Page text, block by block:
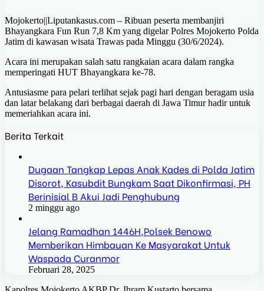
Mojokerto||Liputankasus.com – Ribuan peserta membanjiri
Bhayangkara Fun Run 7,8 Km yang digelar Polres Mojokerto Polda
Jatim di kawasan wisata Trawas pada Minggu (30/6/2024).
Acara ini merupakan salah satu rangkaian acara dalam rangka
memperingati HUT Bhayangkara ke-78.
Antusiasme para pelari terlihat sejak pagi hari dengan beragam usia
dan latar belakang dari berbagai daerah di Jawa Timur hadir untuk
memeriahkan acara ini.
Berita Terkait
Dugaan Tangkap Lepas Anak Kades di Polda Jatim
Disorot, Kasubdit Bungkam Saat Dikonfirmasi, PH
Berinisial B Akui Jadi Penghubung
2 minggu ago
Jelang Ramadhan 1446H,Polsek Benowo
Memberikan Himbauan Ke Masyarakat Untuk
Waspada Curanmor
Februari 28, 2025